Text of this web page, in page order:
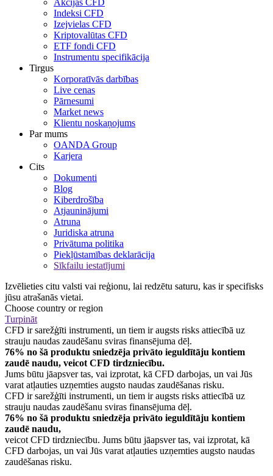
Indeksi CFD
Izejvielas CFD
Kriptovalūtas CFD
ETF fondi CFD
Instrumentu specifikācija
Tirgus
Korporatīvās darbības
Live cenas
Pārnesumi
Market news
Klientu noskaņojums
Par mums
OANDA Group
Karjera
Cits
Dokumenti
Blog
Kiberdrošība
Atjauninājumi
Atruna
Juridiska atruna
Privātuma politika
Piekļūstamības deklarācija
Sīkfailu iestatījumi
Izvēlieties citu valsti vai reģionu, lai redzētu saturu, kas ir specifisks
jūsu atrašanās vietai.
Choose country or region
Turpināt
CFD ir sarežģīti instrumenti, un tiem ir augsts risks attiecībā uz
strauju naudas zaudēšanu sviras finansējuma dēļ.
76% no šā produktu sniedzēja privāto ieguldītāju kontiem
zaudē naudu, veicot CFD tirdzniecību.
Jums būtu jāapsver tas, vai izprotat, kā CFD darbojas, un vai Jūs
varat atļauties uzņemties augsto naudas zaudēšanas risku.
CFD ir sarežģīti instrumenti, un tiem ir augsts risks attiecībā uz
strauju naudas zaudēšanu sviras finansējuma dēļ.
76% no šā produktu sniedzēja privāto ieguldītāju kontiem
zaudē naudu,
veicot CFD tirdzniecību. Jums būtu jāapsver tas, vai izprotat, kā
CFD darbojas, un vai Jūs varat atļauties uzņemties augsto naudas
zaudēšanas risku.